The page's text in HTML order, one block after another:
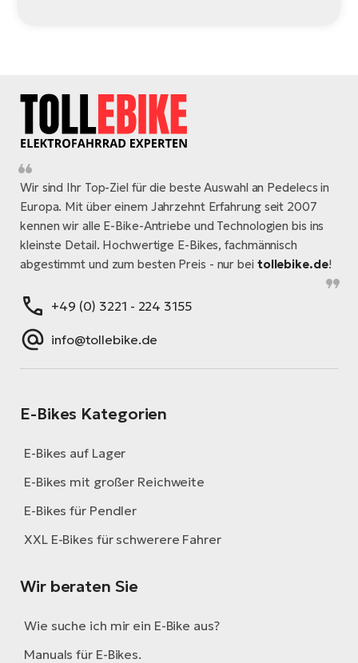
Wir sind Ihr Top-Ziel für die beste Auswahl an Pedelecs in
Europa. Mit über einem Jahrzehnt Erfahrung seit 2007
kennen wir alle E-Bike-Antriebe und Technologien bis ins
kleinste Detail. Hochwertige E-Bikes, fachmännisch
abgestimmt und zum besten Preis - nur bei tollebike.de!
+49 (0) 3221 - 224 3155
info@tollebike.de
E-Bikes Kategorien
E-Bikes auf Lager
E-Bikes mit großer Reichweite
E-Bikes für Pendler
XXL E-Bikes für schwerere Fahrer
Wir beraten Sie
Wie suche ich mir ein E-Bike aus?
Manuals für E-Bikes.